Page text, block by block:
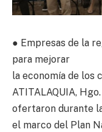
● Empresas de la
para mejorar
la economía de los
ATITALAQUIA,
ofertaron durante
el marco del Plan